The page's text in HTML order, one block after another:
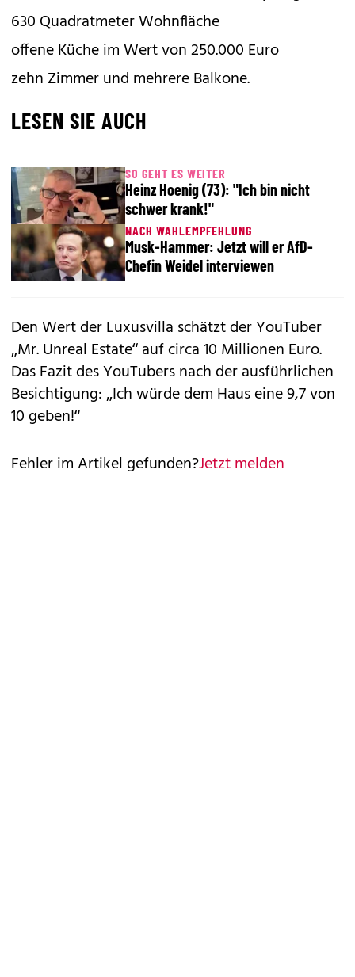
630 Quadratmeter Wohnfläche
offene Küche im Wert von 250.000 Euro
zehn Zimmer und mehrere Balkone.
LESEN SIE AUCH
SO GEHT ES WEITER
Heinz Hoenig (73): "Ich bin nicht
schwer krank!"
NACH WAHLEMPFEHLUNG
Musk-Hammer: Jetzt will er AfD-
Chefin Weidel interviewen
Den Wert der Luxusvilla schätzt der YouTuber
„Mr. Unreal Estate“ auf circa 10 Millionen Euro.
Das Fazit des YouTubers nach der ausführlichen
Besichtigung: „Ich würde dem Haus eine 9,7 von
10 geben!“
Fehler im Artikel gefunden?Jetzt melden